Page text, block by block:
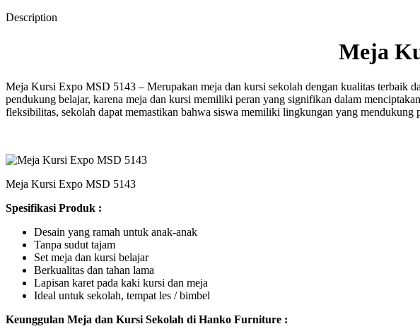
Description
Meja
Meja Kursi Expo MSD 5143 – Merupakan meja dan kursi sekolah dengan kualitas terbaik
pendukung belajar, karena meja dan kursi memiliki peran yang signifikan dalam
fleksibilitas, sekolah dapat memastikan bahwa siswa memiliki lingkungan yang mendukung
Meja Kursi Expo MSD 5143
Spesifikasi Produk :
Desain yang ramah untuk anak-anak
Tanpa sudut tajam
Set meja dan kursi belajar
Berkualitas dan tahan lama
Lapisan karet pada kaki kursi dan meja
Ideal untuk sekolah, tempat les / bimbel
Keunggulan Meja dan Kursi Sekolah di Hanko Furniture :